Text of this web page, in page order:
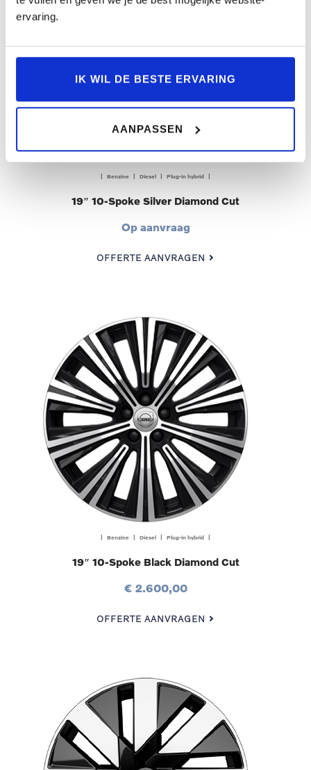
ervaring.
IK WIL DE BESTE ERVARING
AANPASSEN
| Benzine | Diesel | Plug-in hybrid |
19″ 10-Spoke Silver Diamond Cut
Op aanvraag
OFFERTE AANVRAGEN
| Benzine | Diesel | Plug-in hybrid |
19″ 10-Spoke Black Diamond Cut
€ 2.600,00
OFFERTE AANVRAGEN